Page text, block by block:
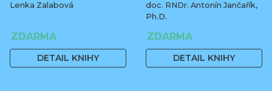
Lenka Zalabová
ZDARMA
DETAIL KNIHY
doc. RNDr. Antonín Jančařík,
Ph.D.
ZDARMA
DETAIL KNIHY